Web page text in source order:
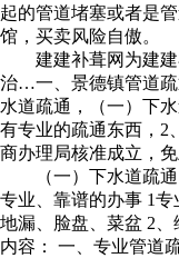
起的管道堵塞或者是
馆，买卖风险自傲。
建建补葺网为建建
治…一、景德镇管道疏
水道疏通，（一）下
有专业的疏通东西，2
商办理局核准成立，
（一）下水道疏通
专业、靠谱的办事 1专
地漏、脸盘、菜盆 2
内容： 一、专业管道